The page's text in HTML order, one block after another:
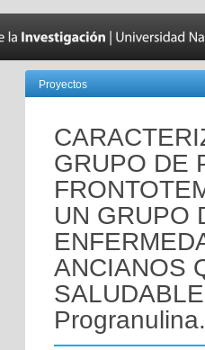
Proyectos
GRUPO DE
UN GRUPO
ANCIANOS
Progranulina.